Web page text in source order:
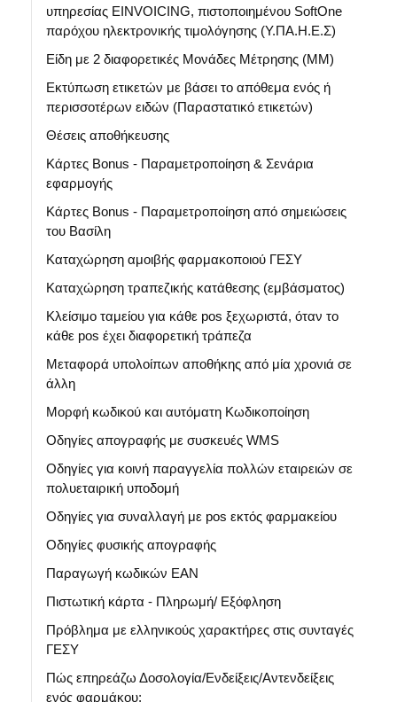
υπηρεσίας EINVOICING, πιστοποιημένου SoftOne
παρόχου ηλεκτρονικής τιμολόγησης (Υ.ΠΑ.Η.Ε.Σ)
Είδη με 2 διαφορετικές Μονάδες Μέτρησης (ΜΜ)
Εκτύπωση ετικετών με βάσει το απόθεμα ενός ή
περισσοτέρων ειδών (Παραστατικό ετικετών)
Θέσεις αποθήκευσης
Κάρτες Bonus - Παραμετροποίηση & Σενάρια
εφαρμογής
Κάρτες Bonus - Παραμετροποίηση από σημειώσεις
του Βασίλη
Καταχώρηση αμοιβής φαρμακοποιού ΓΕΣΥ
Καταχώρηση τραπεζικής κατάθεσης (εμβάσματος)
Κλείσιμο ταμείου για κάθε pos ξεχωριστά, όταν το
κάθε pos έχει διαφορετική τράπεζα
Μεταφορά υπολοίπων αποθήκης από μία χρονιά σε
άλλη
Μορφή κωδικού και αυτόματη Κωδικοποίηση
Οδηγίες απογραφής με συσκευές WMS
Οδηγίες για κοινή παραγγελία πολλών εταιρειών σε
πολυεταιρική υποδομή
Οδηγίες για συναλλαγή με pos εκτός φαρμακείου
Οδηγίες φυσικής απογραφής
Παραγωγή κωδικών ΕΑΝ
Πιστωτική κάρτα - Πληρωμή/ Εξόφληση
Πρόβλημα με ελληνικούς χαρακτήρες στις συνταγές
ΓΕΣΥ
Πώς επηρεάζω Δοσολογία/Ενδείξεις/Αντενδείξεις
ενός φαρμάκου;